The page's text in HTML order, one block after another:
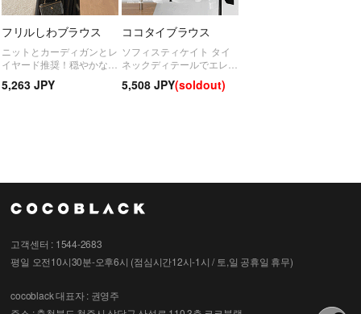
フリルしわブラウス
ニットとカーディガンとレ
イヤード推奨！穏やかなシ
ワやフリルラインがきれい
なブラウス
5,263 JPY
ココタイブラウス
ソフィスティケイト タイ
ネックディテールでエレガ
ントでシックさの魅力が同
時に！
5,508 JPY(soldout)
고객센터 : 1544-2683
평일 오전10시30분-오후6시 (점심시간12시-1시 / 토,일 공휴일 휴무)
cocoblack대표자 : 권영주